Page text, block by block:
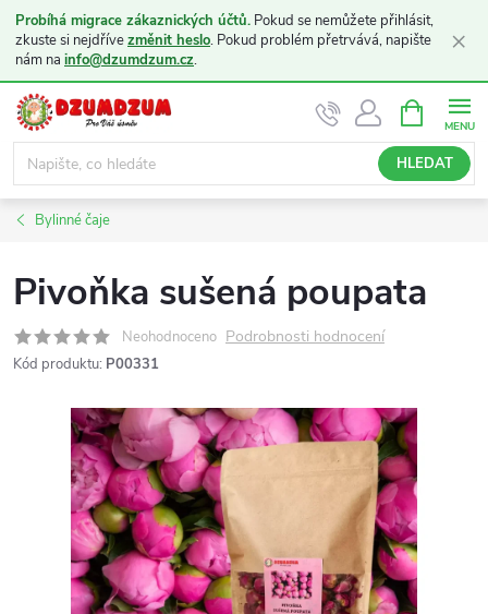
Probíhá migrace zákaznických účtů. Pokud se nemůžete přihlásit,
zkuste si nejdřívezměnit heslo. Pokud problém přetrvává, napište
nám na info@dzumdzum.cz.
×
Přejít
obsah
HLEDAT
NÁKUPNÍ
KOŠÍK
Bylinné čaje
Pivoňka sušená poupata
Neohodnoceno Podrobnosti hodnocení
Kód produktu: P00331